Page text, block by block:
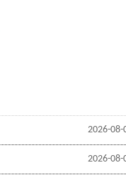
2026-08-
2026-08-